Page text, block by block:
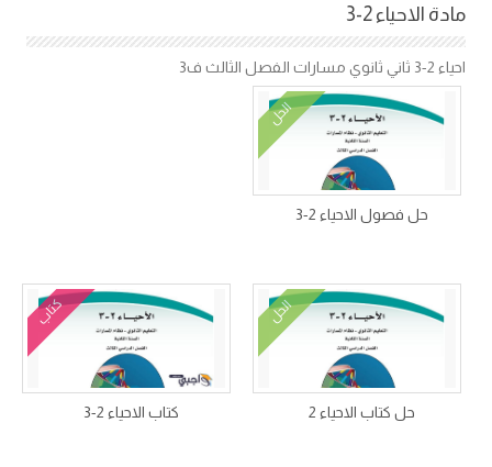
مادة الاحياء 2-3
احياء 2-3 ثاني ثانوي مسارات الفصل الثالث ف3
الحل
حل فصول الاحياء 2-3
الحل
حل كتاب الاحياء 2
كتاب
كتاب الاحياء 2-3